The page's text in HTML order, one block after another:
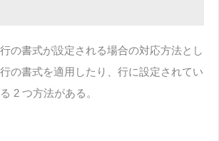
の書式が設定される場合の対応方法とし
の書式を適用したり、行に設定されてい
2 つ方法がある。